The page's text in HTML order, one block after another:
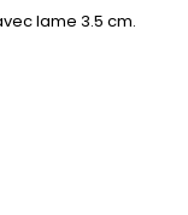
lame 3.5 cm.